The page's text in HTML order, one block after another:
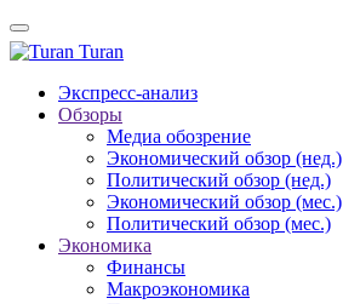
Turan
Экспресс-анализ
Обзоры
Медиа обозрение
Экономический обзор (нед.)
Политический обзор (нед.)
Экономический обзор (мес.)
Политический обзор (мес.)
Экономика
Финансы
Макроэкономика